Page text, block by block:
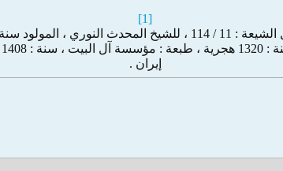
[1]
، المولود سنة : 1254 هجرية
هجرية ، قم /
إيران .